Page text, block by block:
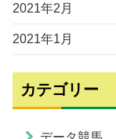
2021年2月
2021年1月
カテゴリー